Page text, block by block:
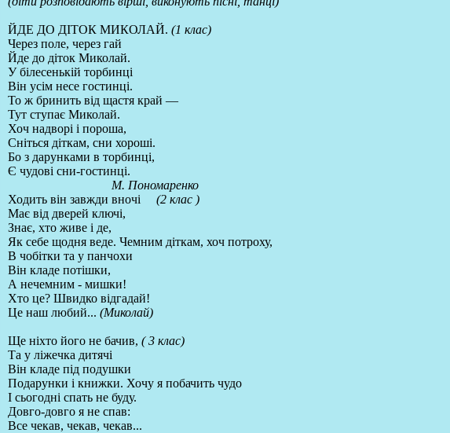
ЙДЕ ДО ДІТОК МИКОЛАЙ. (1 клас)
Через поле, через гай
Йде до діток Миколай.
У білесенькій торбинці
Він усім несе гостинці.
То ж бринить від щастя край —
Тут ступає Миколай.
Хоч надворі і пороша,
Сніться діткам, сни хороші.
Бо з дарунками в торбинці,
Є чудові сни-гостинці.
М. Пономаренко
Ходить він завжди вночі (2 клас )
Має від дверей ключі,
Знає, хто живе і де,
Як себе щодня веде. Чемним діткам, хоч потроху,
В чобітки та у панчохи
Він кладе потішки,
А нечемним - мишки!
Хто це? Швидко відгадай!
Це наш любий... (Миколай)
Ще ніхто його не бачив, ( 3 клас)
Та у ліжечка дитячі
Він кладе під подушки
Подарунки і книжки. Хочу я побачить чудо
І сьогодні спать не буду.
Довго-довго я не спав:
Все чекав, чекав, чекав...